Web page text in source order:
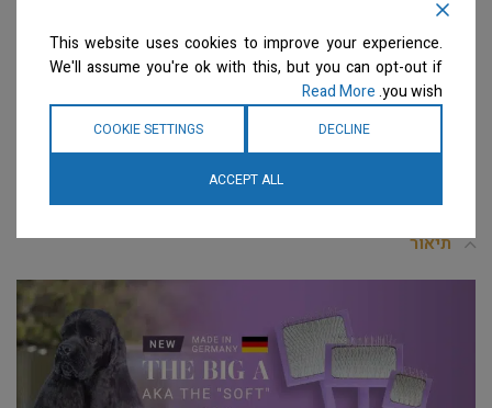
קטגוריה: מגרדות
תגיות:Chris Christensen
, מגרדות, פותח קשרים, קשרים
Share:
תיאור
This website uses cookies to improve your experience.
We'll assume you're ok with this, but you can opt-out if
you wish.
Read More
DECLINE
COOKIE SETTINGS
ACCEPT ALL